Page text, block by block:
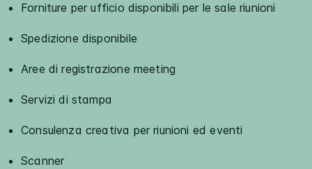
Forniture per ufficio disponibili per le sale riunioni
Spedizione disponibile
Aree di registrazione meeting
Servizi di stampa
Consulenza creativa per riunioni ed eventi
Scanner